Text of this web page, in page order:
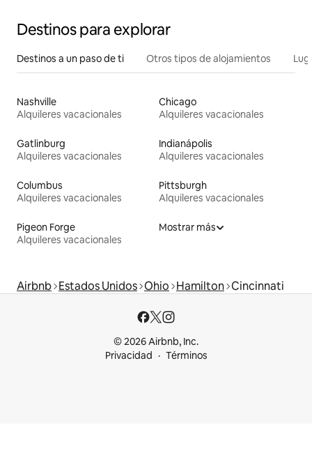
Destinos para explorar
Destinos a un paso de ti Otros tipos de alojamientos
Nashville
Alquileres vacacionales
Chicago
Alquileres vacacionales
Gatlinburg
Alquileres vacacionales
Indianápolis
Alquileres vacacionales
Columbus
Alquileres vacacionales
Pittsburgh
Alquileres vacacionales
Pigeon Forge
Alquileres vacacionales
Mostrar más
Airbnb Estados Unidos Ohio Hamilton Cincinnati
© 2026 Airbnb, Inc.
Privacidad
Términos